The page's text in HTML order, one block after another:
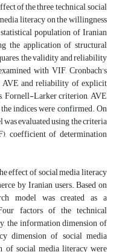
of the three technical, social
literacy on the willingness
population of Iranian
the application of structural
the validity and reliability
with VIF, Cronbach's
AVE and reliability of explicit
Fornell-Larker criterion, AVE
indices were confirmed. On
evaluated using the criteria
coefficient of determination
effect of social media literacy
by Iranian users. Based on
model was created as a
factors of the technical
the information dimension of
dimension of social media